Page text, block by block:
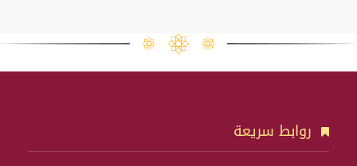
روابط سريعة